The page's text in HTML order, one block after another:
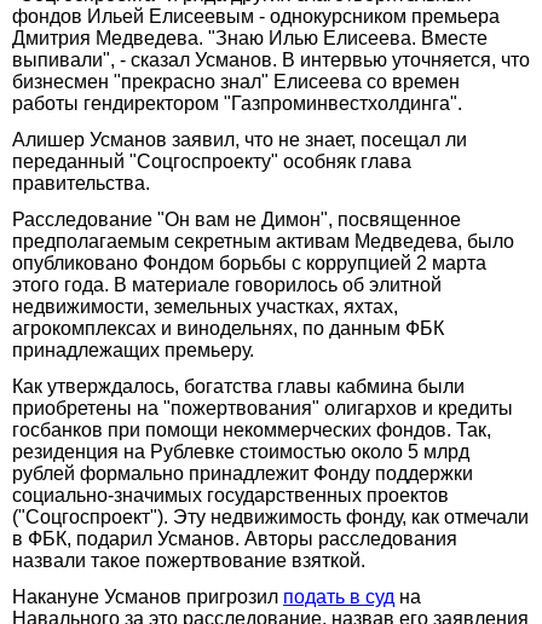
фондов Ильей Елисеевым - однокурсником премьера
Дмитрия Медведева. "Знаю Илью Елисеева. Вместе
выпивали", - сказал Усманов. В интервью уточняется, что
бизнесмен "прекрасно знал" Елисеева со времен
работы гендиректором "Газпроминвестхолдинга".
Алишер Усманов заявил, что не знает, посещал ли
переданный "Соцгоспроекту" особняк глава
правительства.
Расследование "Он вам не Димон", посвященное
предполагаемым секретным активам Медведева, было
опубликовано Фондом борьбы с коррупцией 2 марта
этого года. В материале говорилось об элитной
недвижимости, земельных участках, яхтах,
агрокомплексах и винодельнях, по данным ФБК
принадлежащих премьеру.
Как утверждалось, богатства главы кабмина были
приобретены на "пожертвования" олигархов и кредиты
госбанков при помощи некоммерческих фондов. Так,
резиденция на Рублевке стоимостью около 5 млрд
рублей формально принадлежит Фонду поддержки
социально-значимых государственных проектов
("Соцгоспроект"). Эту недвижимость фонду, как отмечали
в ФБК, подарил Усманов. Авторы расследования
назвали такое пожертвование взяткой.
Накануне Усманов пригрозил подать в суд на
Навального за это расследование, назвав его заявления